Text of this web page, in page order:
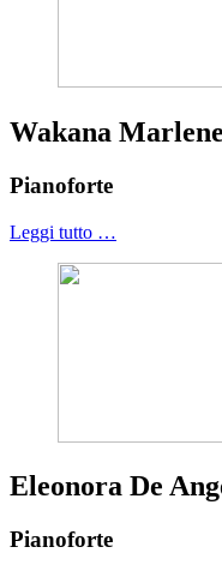
Wakana
Pianoforte
Leggi tutto …
Eleonora De
Pianoforte